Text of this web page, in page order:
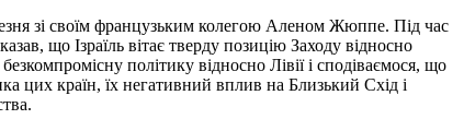
зі своїм французьким колегою Аленом Жюппе. Під час
що Ізраїль вітає тверду позицію Заходу відносно
політику відносно Лівії і сподіваємося, що
цих країн, їх негативний вплив на Близький Схід і